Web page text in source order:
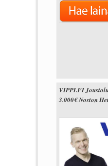
VIPPI.FI
3.000€ Noston